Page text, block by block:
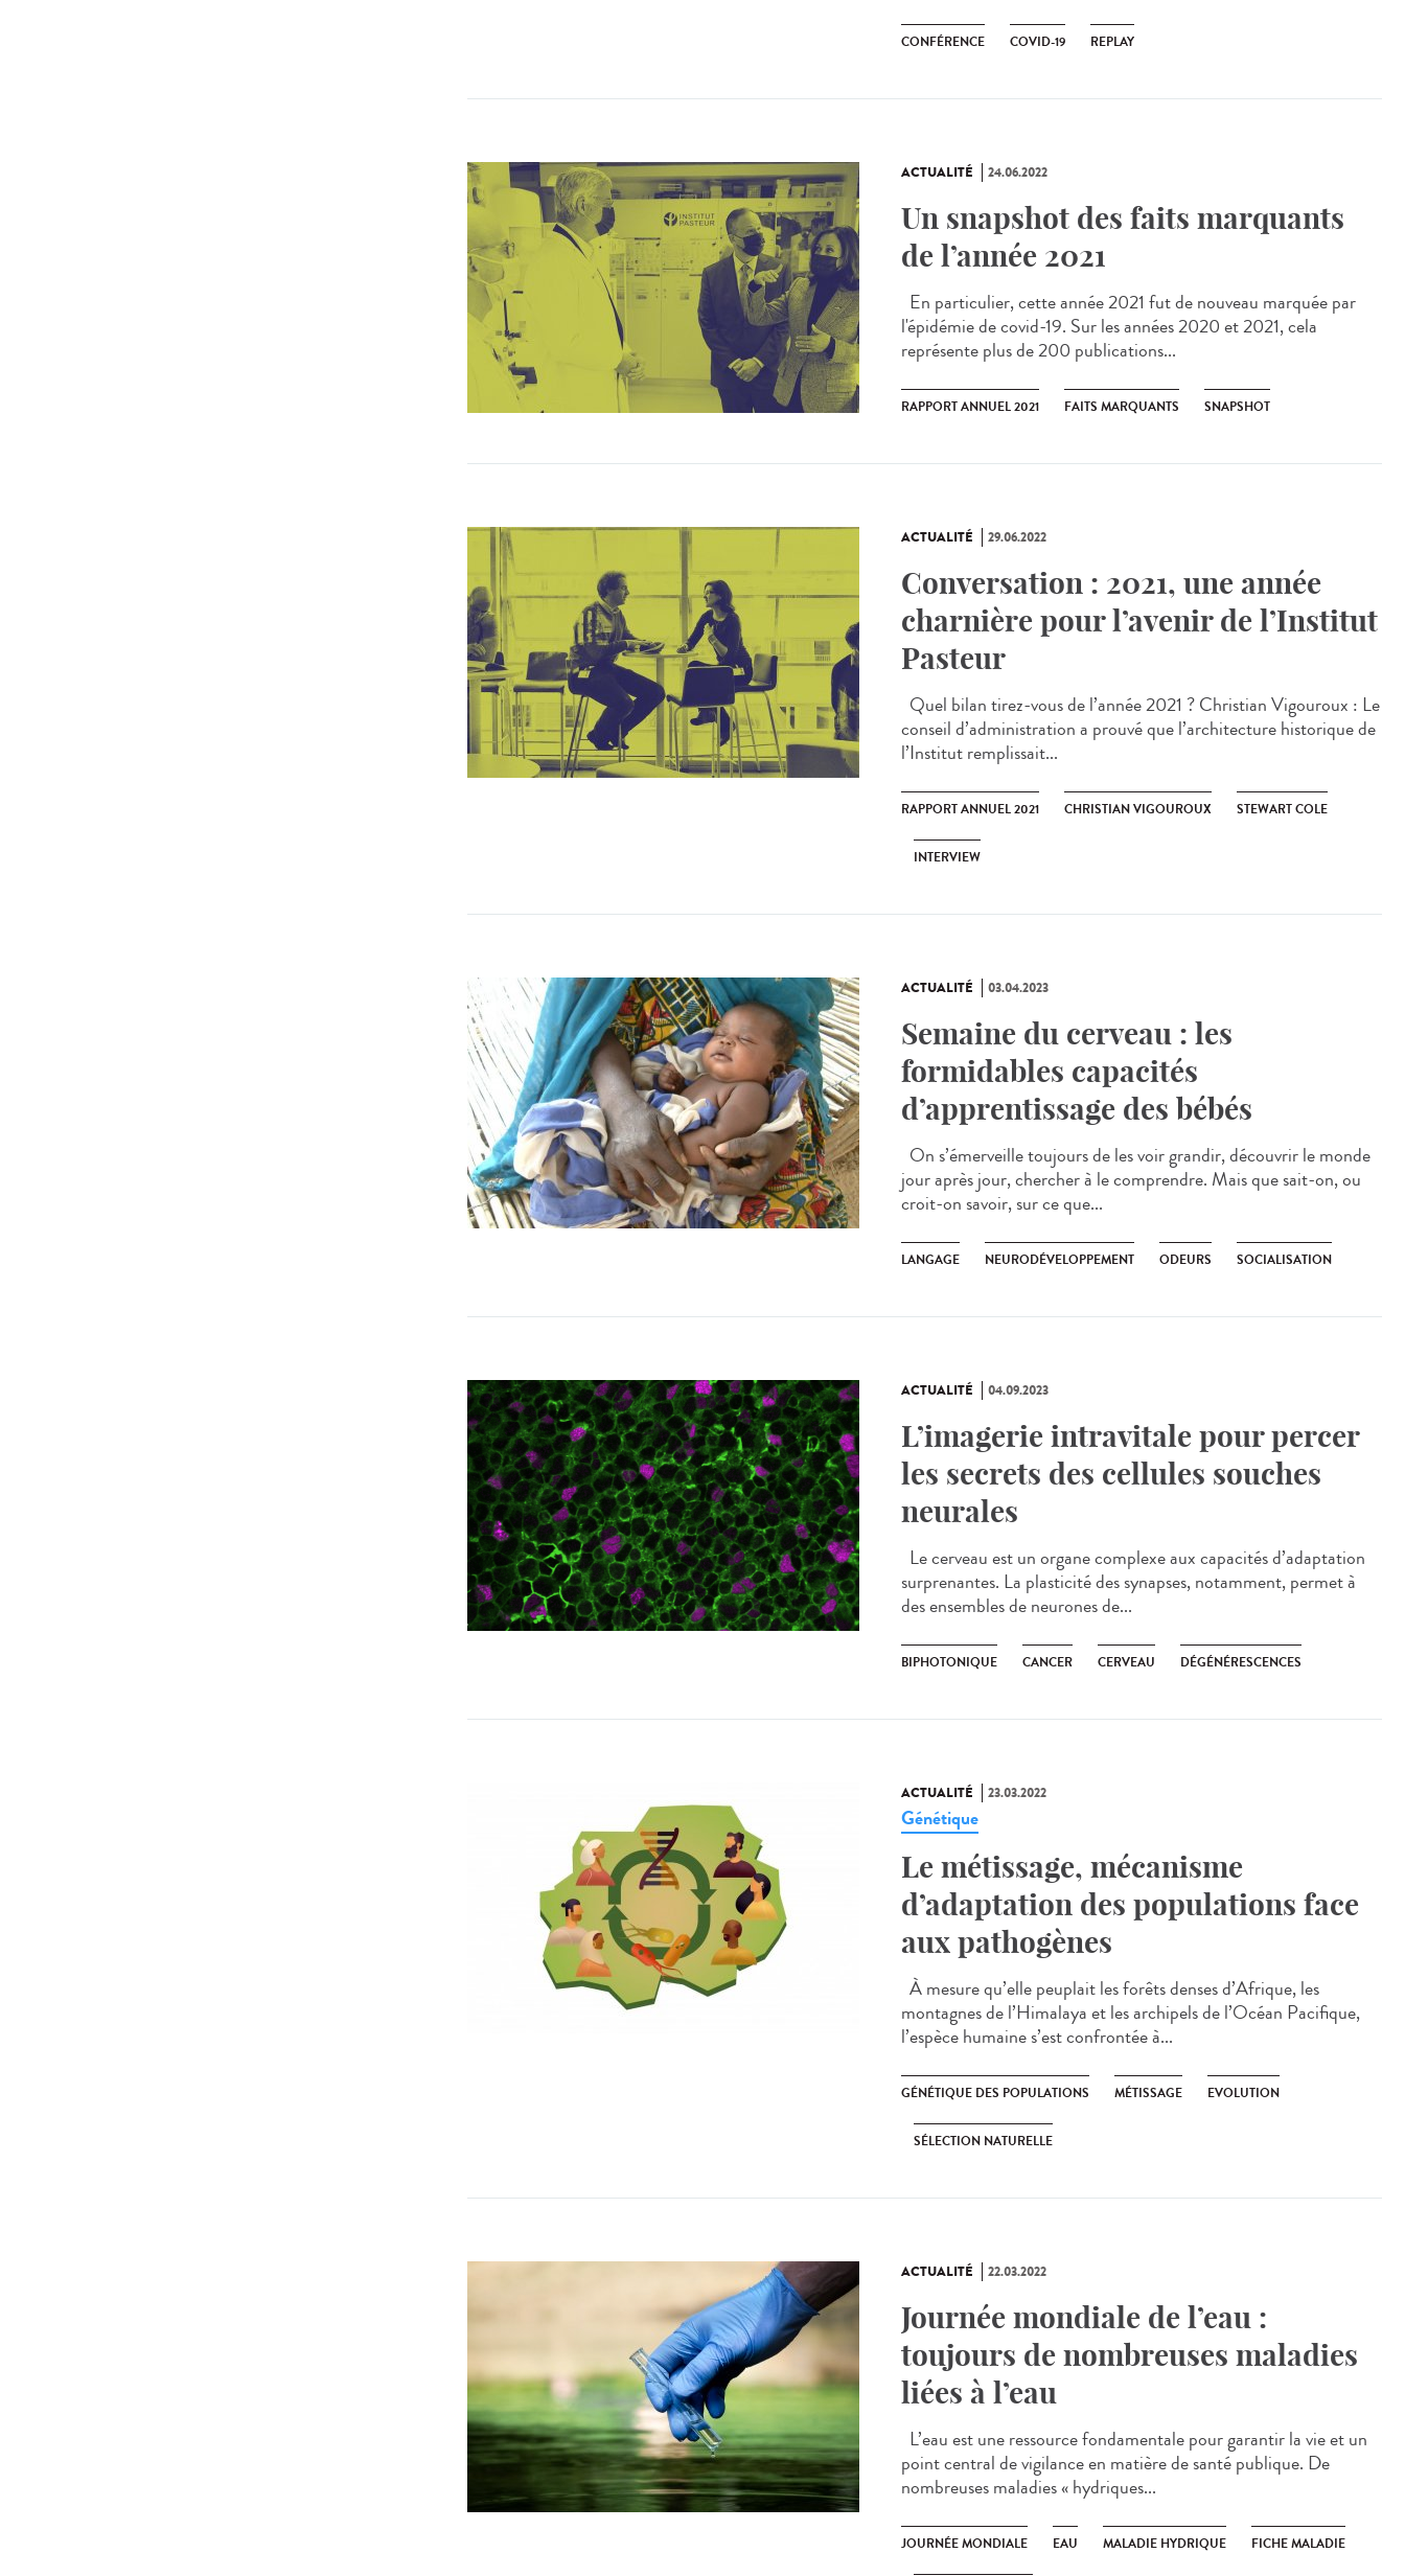
CONFÉRENCE COVID-19 REPLAY
ACTUALITÉ 24.06.2022
Un snapshot des faits marquants
de l’année 2021
En particulier, cette année 2021 fut de nouveau marquée par
l'épidémie de covid-19. Sur les années 2020 et 2021, cela
représente plus de 200 publications...
RAPPORT ANNUEL 2021 FAITS MARQUANTS SNAPSHOT
ACTUALITÉ 29.06.2022
Conversation : 2021, une année
charnière pour l’avenir de l’Institut
Pasteur
Quel bilan tirez-vous de l’année 2021 ? Christian Vigouroux : Le
conseil d’administration a prouvé que l’architecture historique de
l’Institut remplissait...
RAPPORT ANNUEL 2021 CHRISTIAN VIGOUROUX STEWART COLE
INTERVIEW
ACTUALITÉ 03.04.2023
Semaine du cerveau : les
formidables capacités
d’apprentissage des bébés
On s’émerveille toujours de les voir grandir, découvrir le monde
jour après jour, chercher à le comprendre. Mais que sait-on, ou
croit-on savoir, sur ce que...
LANGAGE NEURODÉVELOPPEMENT ODEURS SOCIALISATION
ACTUALITÉ 04.09.2023
L’imagerie intravitale pour percer
les secrets des cellules souches
neurales
Le cerveau est un organe complexe aux capacités d’adaptation
surprenantes. La plasticité des synapses, notamment, permet à
des ensembles de neurones de...
BIPHOTONIQUE CANCER CERVEAU DÉGÉNÉRESCENCES
ACTUALITÉ 23.03.2022
Génétique
Le métissage, mécanisme
d’adaptation des populations face
aux pathogènes
À mesure qu’elle peuplait les forêts denses d’Afrique, les
montagnes de l’Himalaya et les archipels de l’Océan Pacifique,
l’espèce humaine s’est confrontée à...
GÉNÉTIQUE DES POPULATIONS MÉTISSAGE EVOLUTION
SÉLECTION NATURELLE
ACTUALITÉ 22.03.2022
Journée mondiale de l’eau :
toujours de nombreuses maladies
liées à l’eau
L’eau est une ressource fondamentale pour garantir la vie et un
point central de vigilance en matière de santé publique. De
nombreuses maladies « hydriques...
JOURNÉE MONDIALE EAU MALADIE HYDRIQUE FICHE MALADIE